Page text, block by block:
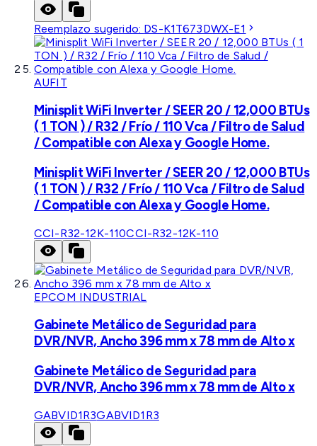
Reemplazo sugerido: DS-K1T673DWX-E1
AUFIT
Minisplit WiFi Inverter / SEER 20 / 12,000 BTUs
( 1 TON ) / R32 / Frío / 110 Vca / Filtro de Salud
/ Compatible con Alexa y Google Home.
Minisplit WiFi Inverter / SEER 20 / 12,000 BTUs
( 1 TON ) / R32 / Frío / 110 Vca / Filtro de Salud
/ Compatible con Alexa y Google Home.
CCI-R32-12K-110CCI-R32-12K-110
EPCOM INDUSTRIAL
Gabinete Metálico de Seguridad para
DVR/NVR, Ancho 396 mm x 78 mm de Alto x
Gabinete Metálico de Seguridad para
DVR/NVR, Ancho 396 mm x 78 mm de Alto x
GABVID1R3GABVID1R3